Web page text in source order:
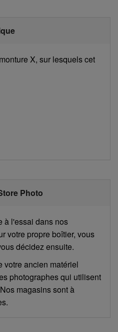
X, sur lesquels cet
Photo
à l'essai dans nos
votre propre boîtier, vous
décidez ensuite.
votre ancien matériel
photographes qui utilisent
magasins sont à